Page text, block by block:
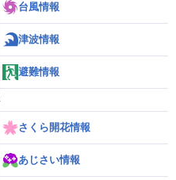
台風情報
津波情報
避難情報
さくら開花情報
あじさい情報